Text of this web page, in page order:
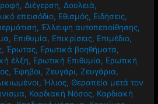
,Διέγερση,Δουλειά,
επεισόδιο, Εθισμός, Ειδήσεις,
,Έλλειψη αυτοπεποίθησης,
, Επιθυμία, Επικρίσεις, Επιμέδιο,
,Έρωτας, Ερωτικά βοηθήματα,
έλξη, Ερωτική Επιθυμία, Ερωτική
,Έφηβοι,Ζευγάρι,Ζευγάρια,
, Ήλιος, Θεραπεία μετά τον
, Καρδιακή Νόσος, Καρδιακή